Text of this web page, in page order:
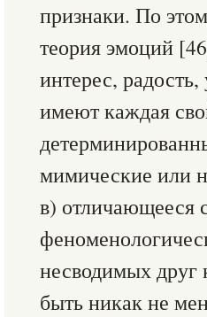
признаки. По
теория эмоций
интерес,
имеют каждая
мимические или
в) отличающееся
несводимых
быть никак не